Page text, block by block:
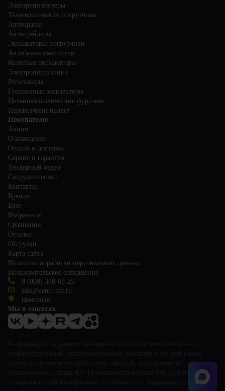
Электроштабелеры
Телескопические погрузчики
Автокраны
Автогрейдеры
Экскаваторы-погрузчики
Автобетоносмесители
Колесные экскаваторы
Электропогрузчики
Ричстакеры
Гусеничные экскаваторы
Цельнометаллические фургоны
Перевозчики паллет
Покупателю
Акции
О компании
Оплата и доставка
Сервис и гарантия
Тендерный отдел
Сотрудничество
Контакты
Бренды
Блог
Избранное
Сравнение
Отзывы
Отгрузки
Карта сайта
Политика обработки персональных данных
Пользовательское соглашение
8 (800) 300-68-25
sale@centr-teh.ru
Кемерово
Мы в соцсетях
положениями Статьи 437 Гражданского кодекса РФ. Для получения
исчерпывающей информации о стоимости и характеристиках